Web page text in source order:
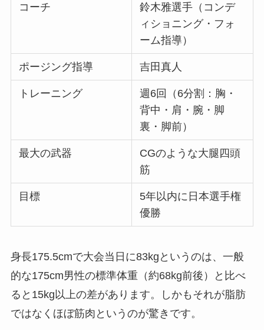
コーチ
鈴木雅選手（コンデ
ィショニング・フォ
ーム指導）
ポージング指導 吉田真人
トレーニング
週6回（6分割：胸・
背中・肩・腕・脚
裏・脚前）
最大の武器
CGのような大腿四頭
筋
目標
5年以内に日本選手権
優勝
身長175.5cmで大会当日に83kgというのは、一般
的な175cm男性の標準体重（約68kg前後）と比べ
ると15kg以上の差があります。しかもそれが脂肪
ではなくほぼ筋肉というのが驚きです。